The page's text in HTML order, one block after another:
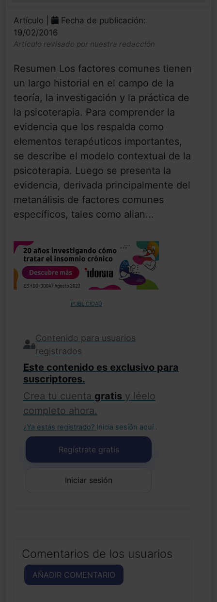
Artículo |
Fecha de publicación:
19/02/2016
Artículo revisado por nuestra redacción
Resumen Los factores comunes tienen
un largo historial en el campo de la
teoría, la investigación y la práctica de
la psicoterapia. Para comprender la
evidencia que los respalda como
elementos terapéuticos importantes,
se describe el modelo contextual de la
psicoterapia. Luego se presenta la
evidencia, derivada principalmente del
metanálisis de factores comunes
específicos, tales como alian...
PUBLICIDAD
Contenido para usuarios
registrados
Este contenido es exclusivo para
suscriptores.
Crea tu cuenta gratis y léelo
completo ahora.
¿Ya estás registrado? Inicia sesión aquí .
Regístrate gratis
Iniciar sesión
Comentarios de los usuarios
AÑADIR COMENTARIO